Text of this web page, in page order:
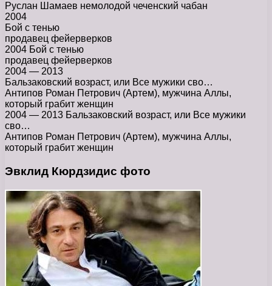
Руслан Шамаев немолодой чеченский чабан
2004
Бой с тенью
продавец фейерверков
2004 Бой с тенью
продавец фейерверков
2004 — 2013
Бальзаковский возраст, или Все мужики сво…
Антипов Роман Петрович (Артем), мужчина Аллы,
который грабит женщин
2004 — 2013 Бальзаковский возраст, или Все мужики
сво…
Антипов Роман Петрович (Артем), мужчина Аллы,
который грабит женщин
Эвклид Кюрдзидис фото